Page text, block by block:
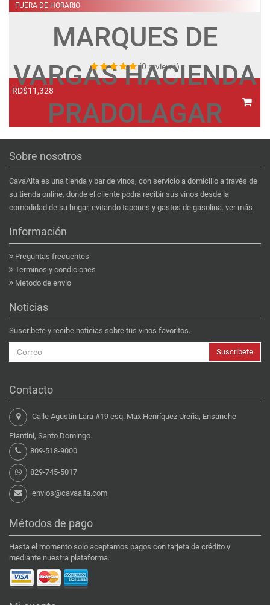
FUERA DE HORARIO
MARQUES DE
VARGAS HACIENDA
PRADOLAGAR
(0 reviews)
RD$11,328
Sobre nosotros
CavaAlta es una tienda y bar de vinos, con servicio a domicilio a través de
su tienda online, donde el cliente podrá recibir sus vinos desde la
comodidad de su hogar, evitando tapones y gastos de gasolina. ver más
Información
Preguntas frecuentes
Terminos y condiciones
Metodo de envio
Noticias
Suscribete y recibe noticias sobre tus vinos favoritos.
Suscribete
Contacto
Calle Agustín Lara #19 esq. Max Henríquez Ureña, Ensanche
Piantini, Santo Domingo.
809-518-9000
829-745-5017
envios@cavaalta.com
Métodos de pago
Hasta el momento solo aceptamos pagos con tarjeta de crédito y
mediante nuestra plataforma.